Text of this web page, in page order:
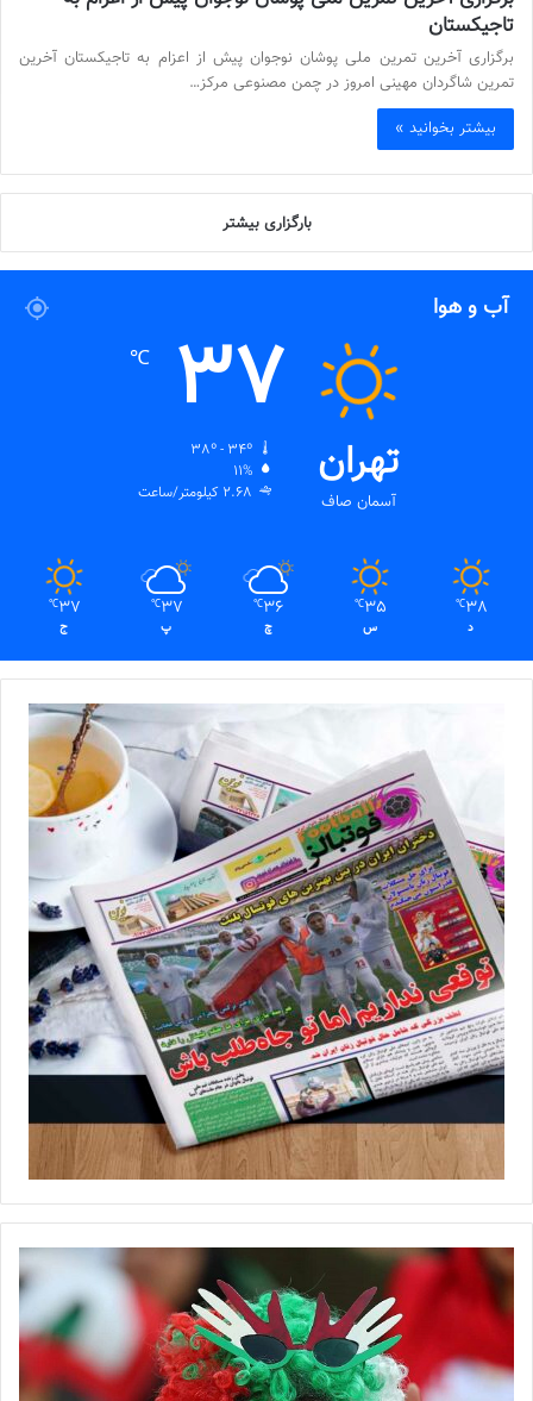
تاجیکستان
برگزاری آخرین تمرین ملی پوشان نوجوان پیش از اعزام به تاجیکستان آخرین
تمرین شاگردان مهینی امروز در چمن مصنوعی مرکز…
بیشتر بخوانید »
بارگزاری بیشتر
آب و هوا
تهران
آسمان صاف
37
℃
11%
2.68 کیلومتر/ساعت
38
℃
د
35
℃
س
36
℃
چ
37
℃
پ
37
℃
ج